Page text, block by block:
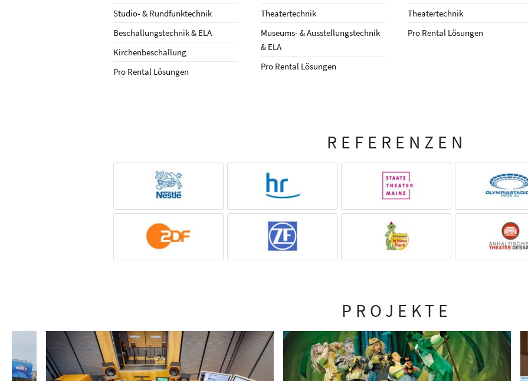
Studio- & Rundfunktechnik
Beschallungstechnik & ELA
Kirchenbeschallung
Pro Rental Lösungen
Theatertechnik
Museums- & Ausstellungstechnik
& ELA
Pro Rental Lösungen
Theatertechnik
Pro Rental Lösungen
REFERENZEN
PROJEKTE